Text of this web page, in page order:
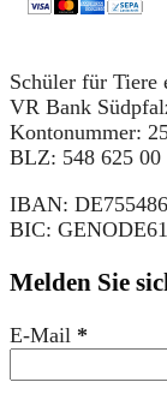
Schüler für Tiere
VR Bank
Kontonummer:
BLZ: 548 625 00
IBAN:
BIC:
Melden Sie
E-Mail *